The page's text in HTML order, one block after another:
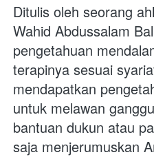
Ditulis oleh seorang
Wahid Abdussalam
pengetahuan
terapinya sesuai
mendapatkan
untuk melawan
bantuan dukun atau
saja menjerumuskan